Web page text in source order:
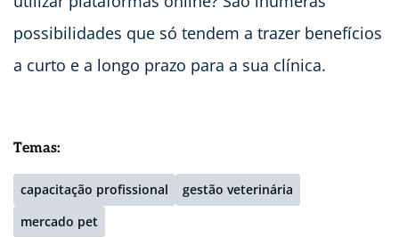
possibilidades que só tendem a trazer benefícios
a curto e a longo prazo para a sua clínica.
Temas:
capacitação profissional
gestão veterinária
mercado pet